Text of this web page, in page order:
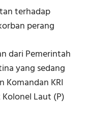
terhadap
perang
dari Pemerintah
yang sedang
KRI
Laut (P)